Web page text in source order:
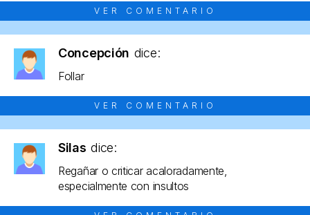
VER COMENTARIO
Concepción dice:
Follar
VER COMENTARIO
Silas dice:
Regañar o criticar acaloradamente,
especialmente con insultos